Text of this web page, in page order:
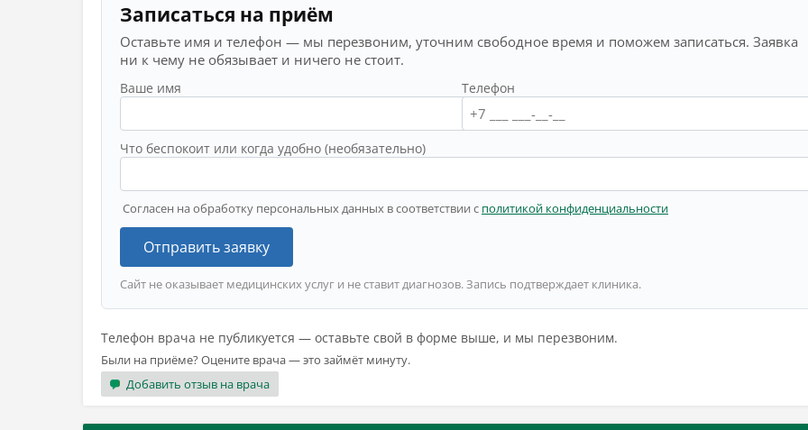
Записаться на приём
Оставьте имя и телефон — мы перезвоним, уточним свободное время и поможем записаться. Заявка
ни к чему не обязывает и ничего не стоит.
Ваше имя Телефон
Что беспокоит или когда удобно (необязательно)
Согласен на обработку персональных данных в соответствии с политикой конфиденциальности
Отправить заявку
Сайт не оказывает медицинских услуг и не ставит диагнозов. Запись подтверждает клиника.
Телефон врача не публикуется — оставьте свой в форме выше, и мы перезвоним.
Были на приёме? Оцените врача — это займёт минуту.
Добавить отзыв на врача